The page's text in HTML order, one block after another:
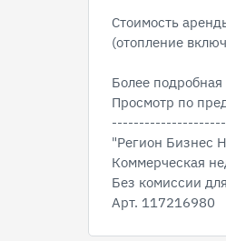
Стоимость
(отопление
Более
Просмотр по
"Регион Бизнес
Коммерческая
Без комиссии
Арт. 117216980